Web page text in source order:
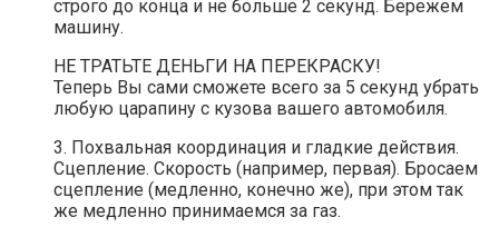
строго до конца и не больше 2 секунд. Бережем
машину.
НЕ ТРАТЬТЕ ДЕНЬГИ НА ПЕРЕКРАСКУ!
Теперь Вы сами сможете всего за 5 секунд убрать
любую царапину с кузова вашего автомобиля.
3. Похвальная координация и гладкие действия.
Сцепление. Скорость (например, первая). Бросаем
сцепление (медленно, конечно же), при этом так
же медленно принимаемся за газ.